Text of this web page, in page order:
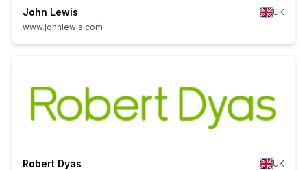
John Lewis
UK
www.johnlewis.com
Robert Dyas
UK